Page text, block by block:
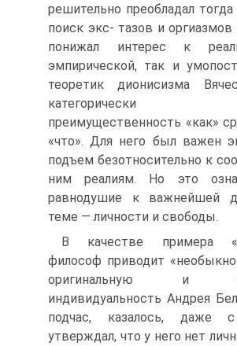
решительно преобладал
поиск экс- тазов и
понижал интерес к
эмпирической, так и
теоретик дионисизма
категорически
преимущественность «как»
«что». Для него был важен
подъем безотносительно к
ним реалиям. Но это
равнодушие к важнейшей
теме — личности и свободы.
В качестве примера
философ приводит
оригинальную и
индивидуальность Андрея
подчас, казалось, даже
утверждал, что у него нет